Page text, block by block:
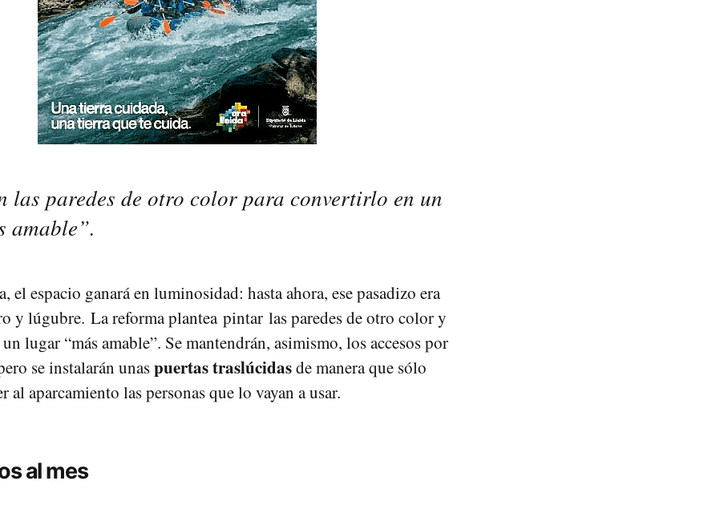
las paredes de otro color para convertirlo en un
amable”.
el espacio ganará en luminosidad: hasta ahora, ese pasadizo era
y lúgubre. La reforma plantea pintar las paredes de otro color y
lugar “más amable”. Se mantendrán, asimismo, los accesos por
se instalarán unaspuertas traslúcidasde manera que sólo
al aparcamiento las personas que lo vayan a usar.
al mes